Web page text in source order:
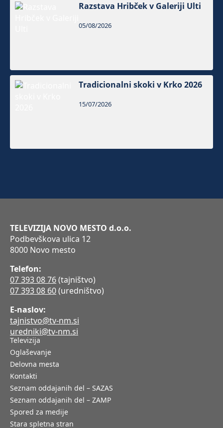
Razstava Hribček v Galeriji Ulti
05/08/2026
Tradicionalni skoki v Krko 2026
15/07/2026
TELEVIZIJA NOVO MESTO d.o.o.
Podbevškova ulica 12
8000 Novo mesto
Telefon:
07 393 08 76(tajništvo)
07 393 08 60(uredništvo)
E-naslov:
tajnistvo@tv-nm.si
uredniki@tv-nm.si
Televizija
Oglaševanje
Delovna mesta
Kontakti
Seznam oddajanih del – SAZAS
Seznam oddajanih del – ZAMP
Spored za medije
Stara spletna stran